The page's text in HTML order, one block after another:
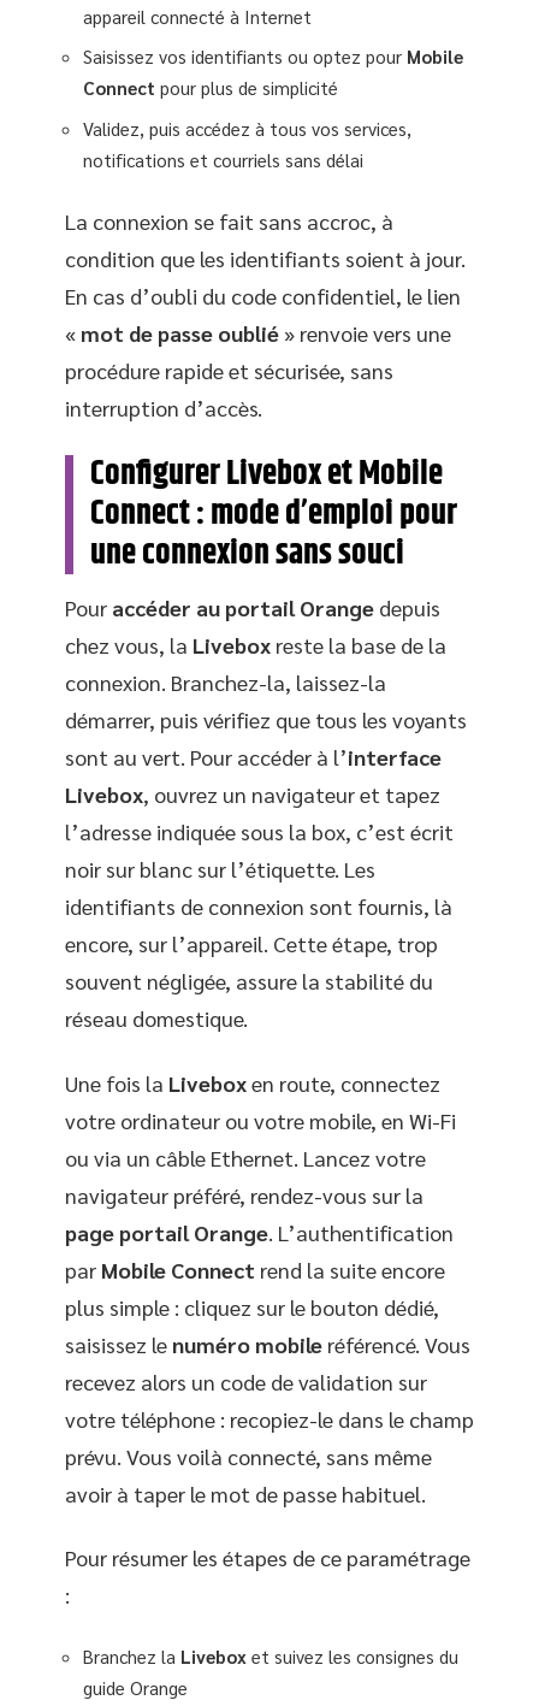
appareil connecté à Internet
Saisissez vos identifiants ou optez pour Mobile
Connect pour plus de simplicité
Validez, puis accédez à tous vos services,
notifications et courriels sans délai
La connexion se fait sans accroc, à
condition que les identifiants soient à jour.
En cas d’oubli du code confidentiel, le lien
« mot de passe oublié » renvoie vers une
procédure rapide et sécurisée, sans
interruption d’accès.
Configurer Livebox et Mobile
Connect : mode d’emploi pour
une connexion sans souci
Pour accéder au portail Orange depuis
chez vous, la Livebox reste la base de la
connexion. Branchez-la, laissez-la
démarrer, puis vérifiez que tous les voyants
sont au vert. Pour accéder à l’interface
Livebox, ouvrez un navigateur et tapez
l’adresse indiquée sous la box, c’est écrit
noir sur blanc sur l’étiquette. Les
identifiants de connexion sont fournis, là
encore, sur l’appareil. Cette étape, trop
souvent négligée, assure la stabilité du
réseau domestique.
Une fois la Liveboxen route, connectez
votre ordinateur ou votre mobile, en Wi-Fi
ou via un câble Ethernet. Lancez votre
navigateur préféré, rendez-vous sur la
page portail Orange . L’authentification
par Mobile Connect rend la suite encore
plus simple : cliquez sur le bouton dédié,
saisissez le numéro mobile référencé. Vous
recevez alors un code de validation sur
votre téléphone : recopiez-le dans le champ
prévu. Vous voilà connecté, sans même
avoir à taper le mot de passe habituel.
Pour résumer les étapes de ce paramétrage
:
Branchez la Livebox et suivez les consignes du
guide Orange